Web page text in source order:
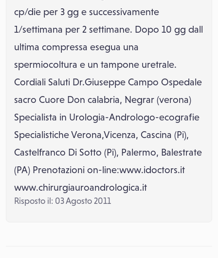
cp/die per 3 gg e successivamente
1/settimana per 2 settimane. Dopo 10 gg dall
ultima compressa esegua una
spermiocoltura e un tampone uretrale.
Cordiali Saluti Dr.Giuseppe Campo Ospedale
sacro Cuore Don calabria, Negrar (verona)
Specialista in Urologia-Andrologo-ecografie
Specialistiche Verona,Vicenza, Cascina (Pi),
Castelfranco Di Sotto (Pi), Palermo, Balestrate
(PA) Prenotazioni on-line:www.idoctors.it
www.chirurgiauroandrologica.it
Risposto il: 03 Agosto 2011